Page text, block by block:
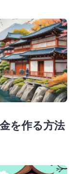
を作る方法